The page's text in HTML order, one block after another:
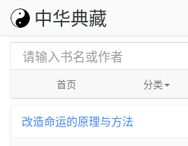
中华典藏
首页 分类
改造命运的原理与方法